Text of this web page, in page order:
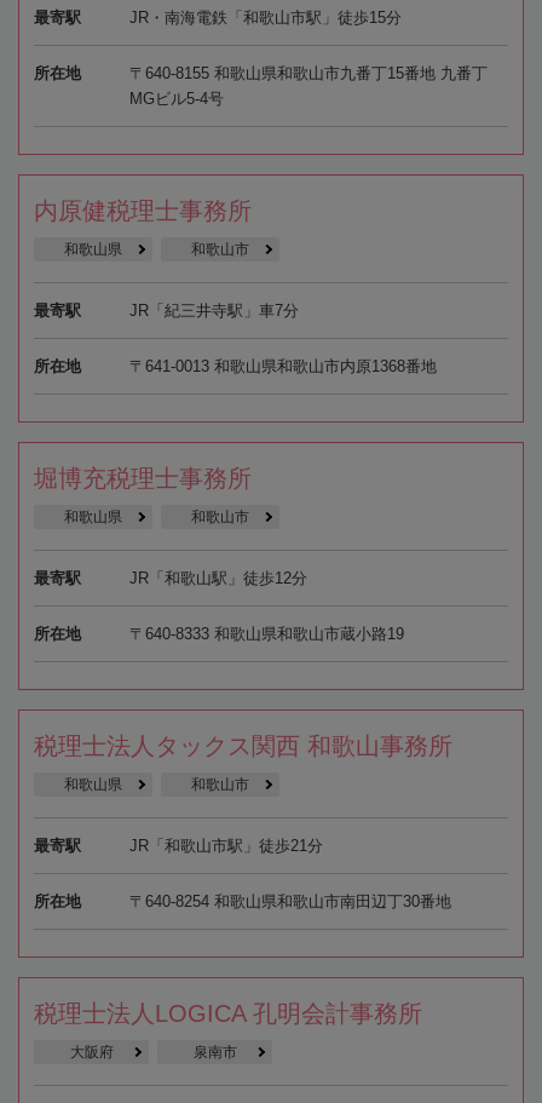
最寄駅 JR・南海電鉄「和歌山市駅」徒歩15分
所在地
〒640-8155 和歌山県和歌山市九番丁15番地 九番丁
MGビル5-4号
内原健税理士事務所
和歌山県 和歌山市
最寄駅 JR「紀三井寺駅」車7分
所在地 〒641-0013 和歌山県和歌山市内原1368番地
堀博充税理士事務所
和歌山県 和歌山市
最寄駅 JR「和歌山駅」徒歩12分
所在地 〒640-8333 和歌山県和歌山市蔵小路19
税理士法人タックス関西 和歌山事務所
和歌山県 和歌山市
最寄駅 JR「和歌山市駅」徒歩21分
所在地 〒640-8254 和歌山県和歌山市南田辺丁30番地
税理士法人LOGICA 孔明会計事務所
大阪府 泉南市